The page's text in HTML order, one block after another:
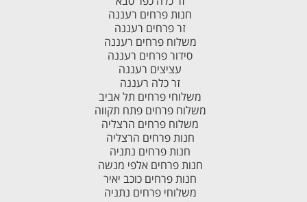
חנות פרחים רעננה
זר פרחים רעננה
משלוח פרחים רעננה
סידור פרחים רעננה
עציצים רעננה
זר כלה רעננה
משלוחי פרחים תל אביב
משלוח פרחים פתח תקווה
משלוח פרחים הרצליה
חנות פרחים הרצליה
חנות פרחים נתניה
חנות פרחים אלפי מנשה
חנות פרחים כוכב יאיר
משלוחי פרחים נתניה